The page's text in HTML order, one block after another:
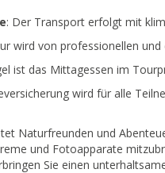
: Der Transport erfolgt mit
wird von professionellen
ist das Mittagessen im
wird für alle
Naturfreunden und
und Fotoapparate
Sie einen